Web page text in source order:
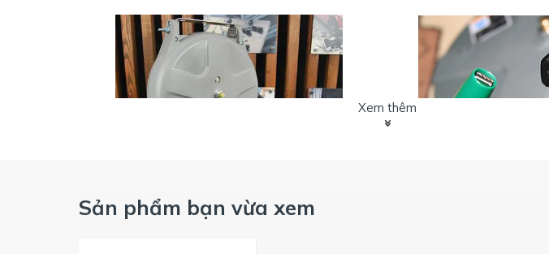
Cuộn dây SLR-15N với chiều dài: 15m
Xem thêm
Sản phẩm bạn vừa xem